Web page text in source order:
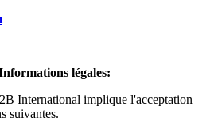
légales:
International implique l'acceptation
suivantes.